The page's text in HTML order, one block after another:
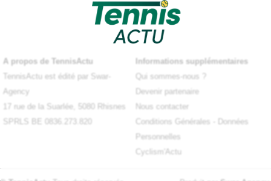
A propos de TennisActu
TennisActu est édité par Swar-
Agency
17 rue de la Suarlée, 5080 Rhisnes
SPRLS BE 0836.273.820
Informations supplémentaires
Qui sommes-nous ?
Devenir partenaire
Nous contacter
Conditions Générales
Données
Personnelles
Cyclism'Actu